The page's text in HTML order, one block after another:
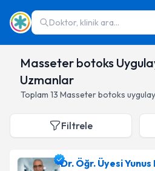
Doktor, klinik ara...
Masseter botoks
Uzmanlar
Toplam 13 Masseter botoks
Filtrele
Dr. Öğr. Üyesi Yunus